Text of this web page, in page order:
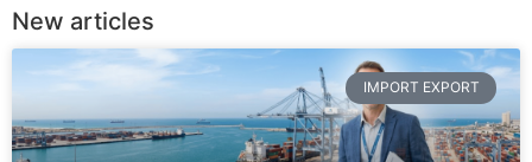
New articles
IMPORT EXPORT